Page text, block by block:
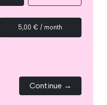
5,00 € / month
Continue →